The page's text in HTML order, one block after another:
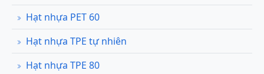
Hạt nhựa PET 60
Hạt nhựa TPE tự nhiên
Hạt nhựa TPE 80